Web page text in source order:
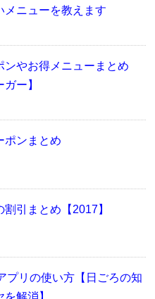
メニューを教えます
ンやお得メニューまとめ
ガー】
ポンまとめ
引まとめ【2017】
プリの使い方【日ごろの知
解消】